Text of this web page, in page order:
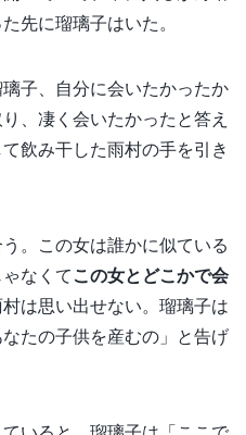
先に瑠璃子はいた。
子、自分に会いたかったか
、凄く会いたかったと答え
飲み干した雨村の手を引き
。この女は誰かに似ている
なくて この女とどこかで会
は思い出せない。瑠璃子は
たの子供を産むの」と告げ